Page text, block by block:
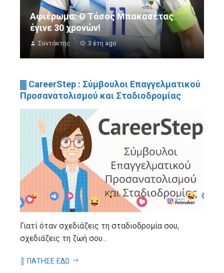
Αφιέρωμα: Ο Τάσος Μπακασέτας
έγινε 30 χρονών!
Συντάκτης 3 έτη ago
▓ CareerStep : Σύμβουλοι Επαγγελματικού
Προσανατολισμού και Σταδιοδρομίας
Γιατί όταν σχεδιάζεις τη σταδιοδρομία σου,
σχεδιάζεις τη ζωή σου...
║ ΠΑΤΗΣΕ ΕΔΩ